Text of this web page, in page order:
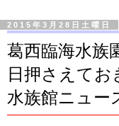
2015年3月28日土曜日
葛西臨海水族
日押さえてお
水族館ニュー